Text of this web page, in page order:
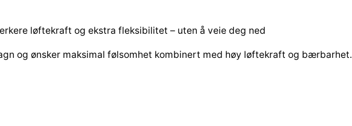
løftekraft og ekstra fleksibilitet – uten å veie deg ned
og ønsker maksimal følsomhet kombinert med høy løftekraft og bærbarhet.